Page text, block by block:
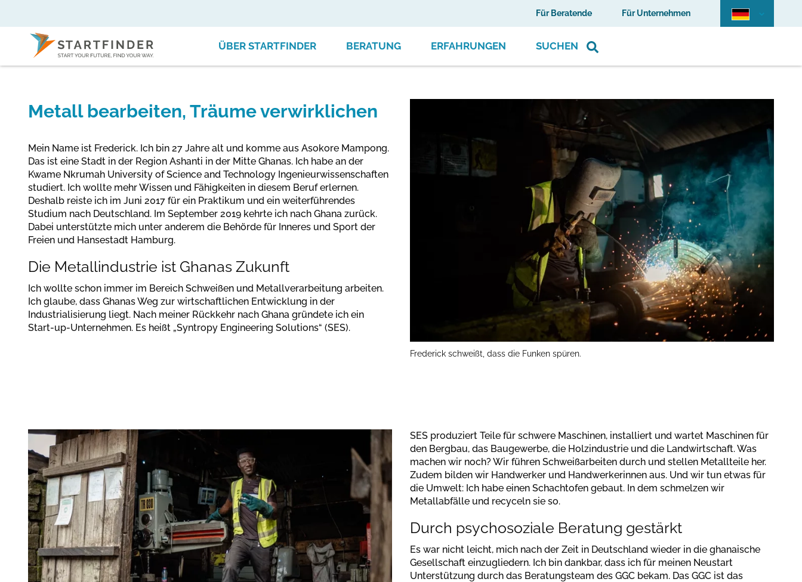
Für Beratende Für Unternehmen
ÜBER STARTFINDER BERATUNG ERFAHRUNGEN SUCHEN
Frederick schweißt, dass die Funken spüren.
Metall bearbeiten, Träume verwirklichen
Mein Name ist Frederick. Ich bin 27 Jahre alt und komme aus Asokore Mampong.
Das ist eine Stadt in der Region Ashanti in der Mitte Ghanas. Ich habe an der
Kwame Nkrumah University of Science and Technology Ingenieurwissenschaften
studiert. Ich wollte mehr Wissen und Fähigkeiten in diesem Beruf erlernen.
Deshalb reiste ich im Juni 2017 für ein Praktikum und ein weiterführendes
Studium nach Deutschland. Im September 2019 kehrte ich nach Ghana zurück.
Dabei unterstützte mich unter anderem die Behörde für Inneres und Sport der
Freien und Hansestadt Hamburg.
Die Metallindustrie ist Ghanas Zukunft
Ich wollte schon immer im Bereich Schweißen und Metallverarbeitung arbeiten.
Ich glaube, dass Ghanas Weg zur wirtschaftlichen Entwicklung in der
Industrialisierung liegt. Nach meiner Rückkehr nach Ghana gründete ich ein
Start-up-Unternehmen. Es heißt „Syntropy Engineering Solutions“ (SES).
SES produziert Teile für schwere Maschinen, installiert und wartet Maschinen für
den Bergbau, das Baugewerbe, die Holzindustrie und die Landwirtschaft. Was
machen wir noch? Wir führen Schweißarbeiten durch und stellen Metallteile her.
Zudem bilden wir Handwerker und Handwerkerinnen aus. Und wir tun etwas für
die Umwelt: Ich habe einen Schachtofen gebaut. In dem schmelzen wir
Metallabfälle und recyceln sie so.
Durch psychosoziale Beratung gestärkt
Es war nicht leicht, mich nach der Zeit in Deutschland wieder in die ghanaische
Gesellschaft einzugliedern. Ich bin dankbar, dass ich für meinen Neustart
Unterstützung durch das Beratungsteam des GGC bekam. Das GGC ist das